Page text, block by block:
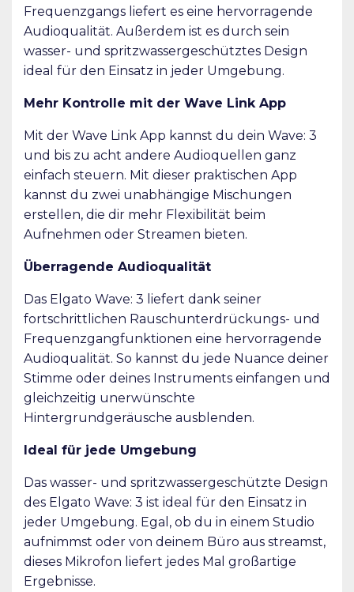
Frequenzgangs liefert es eine hervorragende
Audioqualität. Außerdem ist es durch sein
wasser- und spritzwassergeschütztes Design
ideal für den Einsatz in jeder Umgebung.
Mehr Kontrolle mit der Wave Link App
Mit der Wave Link App kannst du dein Wave: 3
und bis zu acht andere Audioquellen ganz
einfach steuern. Mit dieser praktischen App
kannst du zwei unabhängige Mischungen
erstellen, die dir mehr Flexibilität beim
Aufnehmen oder Streamen bieten.
Überragende Audioqualität
Das Elgato Wave: 3 liefert dank seiner
fortschrittlichen Rauschunterdrückungs- und
Frequenzgangfunktionen eine hervorragende
Audioqualität. So kannst du jede Nuance deiner
Stimme oder deines Instruments einfangen und
gleichzeitig unerwünschte
Hintergrundgeräusche ausblenden.
Ideal für jede Umgebung
Das wasser- und spritzwassergeschützte Design
des Elgato Wave: 3 ist ideal für den Einsatz in
jeder Umgebung. Egal, ob du in einem Studio
aufnimmst oder von deinem Büro aus streamst,
dieses Mikrofon liefert jedes Mal großartige
Ergebnisse.